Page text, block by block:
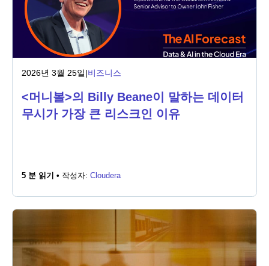
2026년 3월 25일|비즈니스
<머니볼>의 Billy Beane이 말하는 데이터
무시가 가장 큰 리스크인 이유
5 분 읽기 • 작성자: Cloudera